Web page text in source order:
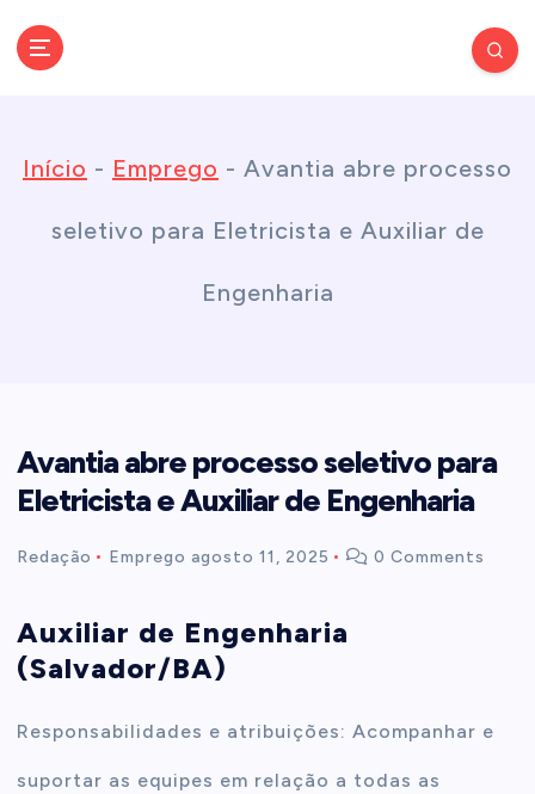
Início - Emprego - Avantia abre processo
seletivo para Eletricista e Auxiliar de
Engenharia
Avantia abre processo seletivo para
Eletricista e Auxiliar de Engenharia
Redação Emprego agosto 11, 2025 0 Comments
Auxiliar de Engenharia
(Salvador/BA)
Responsabilidades e atribuições: Acompanhar e
suportar as equipes em relação a todas as